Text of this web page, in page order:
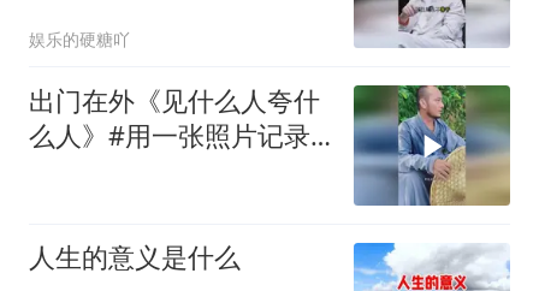
娱乐的硬糖吖
出门在外《见什么人夸什
么人》#用一张照片记录
人生的意义是什么